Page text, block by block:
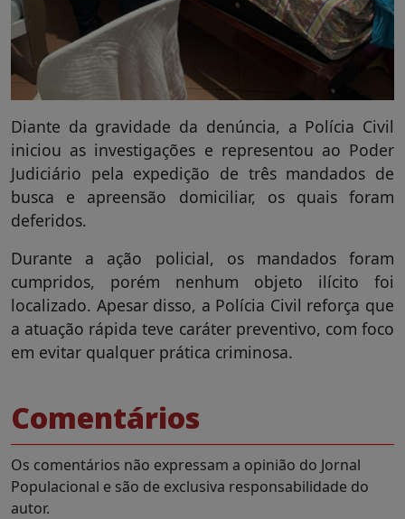
Diante da gravidade da denúncia, a Polícia Civil
iniciou as investigações e representou ao Poder
Judiciário pela expedição de três mandados de
busca e apreensão domiciliar, os quais foram
deferidos.
Durante a ação policial, os mandados foram
cumpridos, porém nenhum objeto ilícito foi
localizado. Apesar disso, a Polícia Civil reforça que
a atuação rápida teve caráter preventivo, com foco
em evitar qualquer prática criminosa.
Comentários
Os comentários não expressam a opinião do Jornal
Populacional e são de exclusiva responsabilidade do
autor.